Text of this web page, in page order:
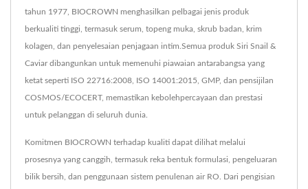
tahun 1977, BIOCROWN menghasilkan pelbagai jenis produk
berkualiti tinggi, termasuk serum, topeng muka, skrub badan, krim
kolagen, dan penyelesaian penjagaan intim.Semua produk Siri Snail &
Caviar dibangunkan untuk memenuhi piawaian antarabangsa yang
ketat seperti ISO 22716:2008, ISO 14001:2015, GMP, dan pensijilan
COSMOS/ECOCERT, memastikan kebolehpercayaan dan prestasi
untuk pelanggan di seluruh dunia.
Komitmen BIOCROWN terhadap kualiti dapat dilihat melalui
prosesnya yang canggih, termasuk reka bentuk formulasi, pengeluaran
bilik bersih, dan penggunaan sistem penulenan air RO. Dari pengisian